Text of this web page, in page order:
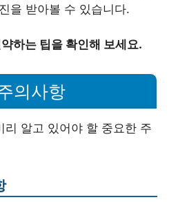
을 받아볼 수 있습니다.
하는 팁을 확인해 보세요.
의사항
리 알고 있어야 할 중요한 주